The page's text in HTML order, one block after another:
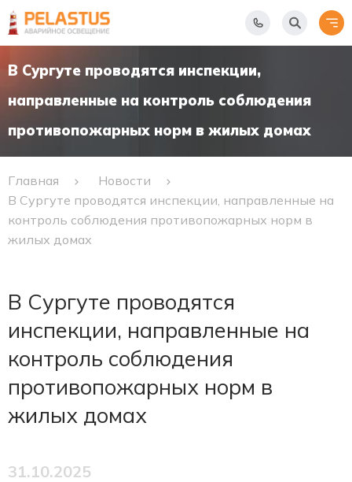
В Сургуте проводятся инспекции,
направленные на контроль соблюдения
противопожарных норм в жилых домах
Главная
Новости
В Сургуте проводятся инспекции, направленные на
контроль соблюдения противопожарных норм в
жилых домах
В Сургуте проводятся
инспекции, направленные на
контроль соблюдения
противопожарных норм в
жилых домах
31.10.2025